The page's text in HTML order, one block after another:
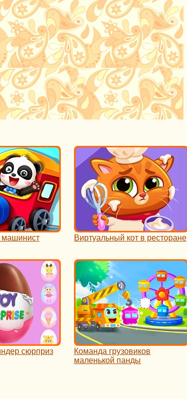
Виртуальный кот в ресторане
сюрприз
Команда грузовиков
маленькой панды